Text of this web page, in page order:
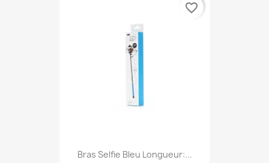
Bras Selfie Bleu Longueur:...
favorite_border